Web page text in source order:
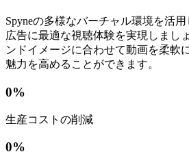
Spyneの多様なバーチャル環境を活
広告に最適な視聴体験を実現しまし
ンドイメージに合わせて動画を柔軟
魅力を高めることができます。
0%
生産コストの削減
0%